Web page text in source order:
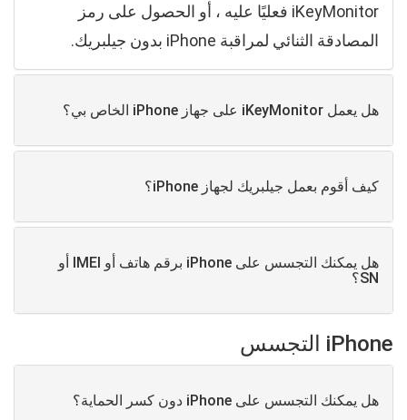
iKeyMonitor فعليًا عليه ، أو الحصول على رمز
المصادقة الثنائي لمراقبة iPhone بدون جيلبريك.
هل يعمل iKeyMonitor على جهاز iPhone الخاص بي؟
كيف أقوم بعمل جيلبريك لجهاز iPhone؟
هل يمكنك التجسس على iPhone برقم هاتف أو IMEI أو
SN؟
iPhone التجسس
هل يمكنك التجسس على iPhone دون كسر الحماية؟